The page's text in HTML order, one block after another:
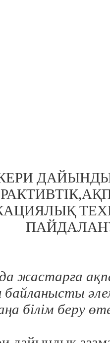
жастарға
байланысты
білім беру